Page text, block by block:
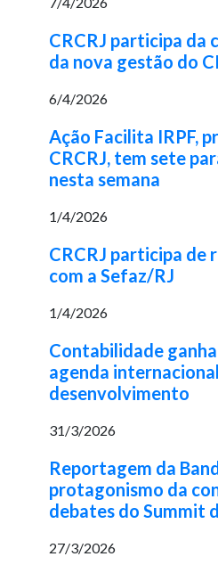
CRCRJ participa da
da nova gestão do
6/4/2026
Ação Facilita IRPF,
CRCRJ, tem sete
nesta semana
1/4/2026
CRCRJ participa de
com a Sefaz/RJ
1/4/2026
Contabilidade
agenda
desenvolvimento
31/3/2026
Reportagem da
protagonismo da
debates do Summit
27/3/2026